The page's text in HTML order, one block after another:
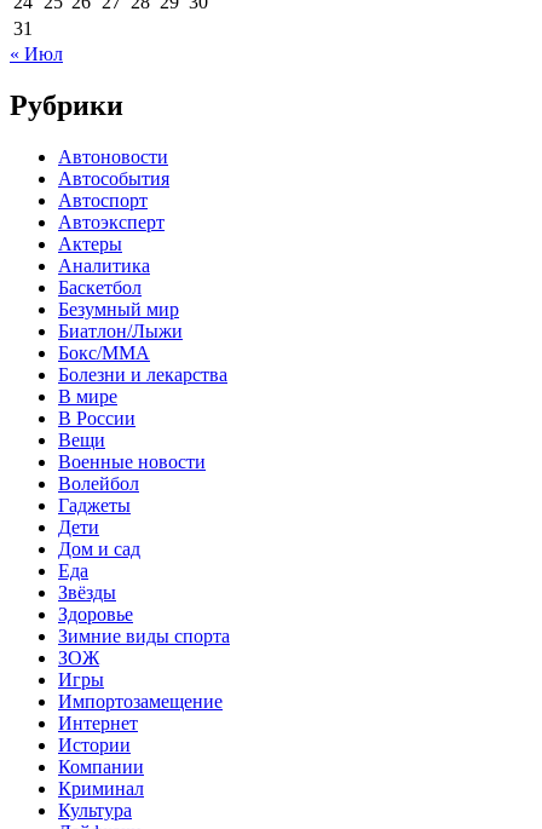
31
« Июл
Рубрики
Автоновости
Автособытия
Автоспорт
Автоэксперт
Актеры
Аналитика
Баскетбол
Безумный мир
Биатлон/Лыжи
Бокс/MMA
Болезни и лекарства
В мире
В России
Вещи
Военные новости
Волейбол
Гаджеты
Дети
Дом и сад
Еда
Звёзды
Здоровье
Зимние виды спорта
ЗОЖ
Игры
Импортозамещение
Интернет
Истории
Компании
Криминал
Культура